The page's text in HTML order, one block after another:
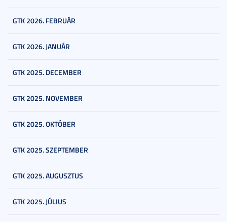
GTK 2026. FEBRUÁR
GTK 2026. JANUÁR
GTK 2025. DECEMBER
GTK 2025. NOVEMBER
GTK 2025. OKTÓBER
GTK 2025. SZEPTEMBER
GTK 2025. AUGUSZTUS
GTK 2025. JÚLIUS